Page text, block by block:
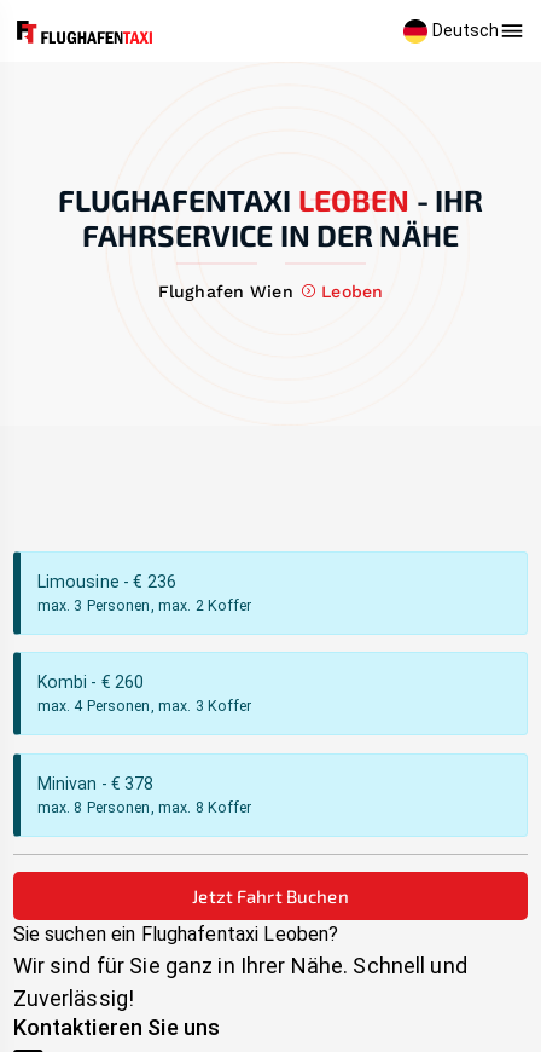
Deutsch
FLUGHAFENTAXI LEOBEN - IHR
FAHRSERVICE IN DER NÄHE
Flughafen Wien Leoben
Limousine - € 236
max. 3 Personen, max. 2 Koffer
Kombi - € 260
max. 4 Personen, max. 3 Koffer
Minivan - €378
max. 8 Personen, max. 8 Koffer
Jetzt Fahrt Buchen
Sie suchen ein Flughafentaxi Leoben?
Wir sind für Sie ganz in Ihrer Nähe. Schnell und
Zuverlässig!
Kontaktieren Sie uns